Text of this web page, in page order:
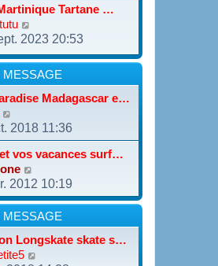
a
e
m
s
s
a
g
e
r
i
e
r
m
e
s
a
g
r
l
e
d
e
r
n
i
e
m
e
s
a
g
e
Tartane …
o
r
l
e
d
r
n
i
e
r
m
e
s
s
a
g
e
2023 20:53
MESSAGE
Madagascar e…
o
i
r
e
d
e
r
n
i
e
2018 11:36
et vos vacances surf…
o
i
r
l
e
d
e
2012 10:19
MESSAGE
Longskate skate s…